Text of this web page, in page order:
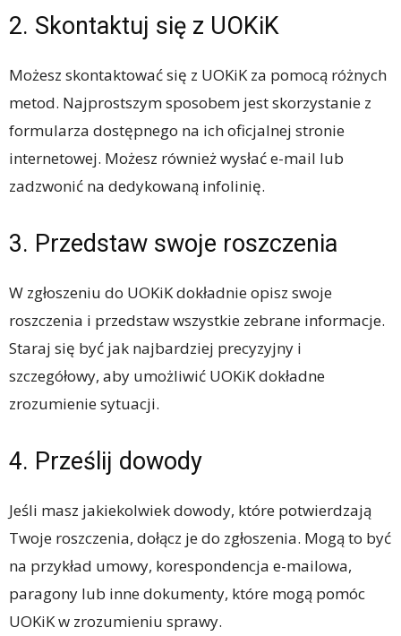
2. Skontaktuj się z UOKiK
Możesz skontaktować się z UOKiK za pomocą różnych
metod. Najprostszym sposobem jest skorzystanie z
formularza dostępnego na ich oficjalnej stronie
internetowej. Możesz również wysłać e-mail lub
zadzwonić na dedykowaną infolinię.
3. Przedstaw swoje roszczenia
W zgłoszeniu do UOKiK dokładnie opisz swoje
roszczenia i przedstaw wszystkie zebrane informacje.
Staraj się być jak najbardziej precyzyjny i
szczegółowy, aby umożliwić UOKiK dokładne
zrozumienie sytuacji.
4. Prześlij dowody
Jeśli masz jakiekolwiek dowody, które potwierdzają
Twoje roszczenia, dołącz je do zgłoszenia. Mogą to być
na przykład umowy, korespondencja e-mailowa,
paragony lub inne dokumenty, które mogą pomóc
UOKiK w zrozumieniu sprawy.